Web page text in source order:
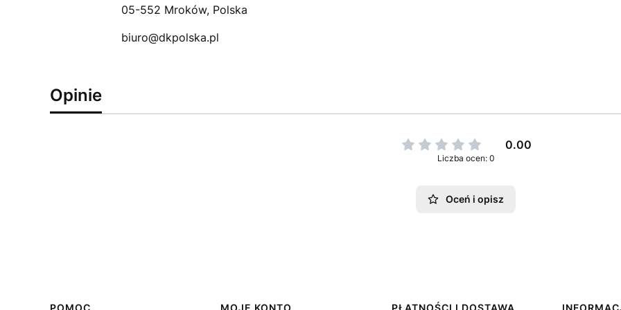
05-552 Mroków, Polska
biuro@dkpolska.pl
Opinie
0.00
Liczba ocen: 0
Oceń i opisz